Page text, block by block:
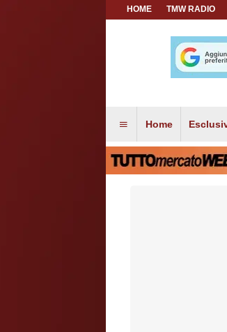
HOME TMW RADIO
Home